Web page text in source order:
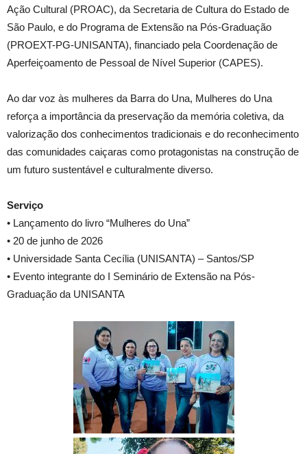
Ação Cultural (PROAC), da Secretaria de Cultura do Estado de
São Paulo, e do Programa de Extensão na Pós-Graduação
(PROEXT-PG-UNISANTA), financiado pela Coordenação de
Aperfeiçoamento de Pessoal de Nível Superior (CAPES).
Ao dar voz às mulheres da Barra do Una, Mulheres do Una
reforça a importância da preservação da memória coletiva, da
valorização dos conhecimentos tradicionais e do reconhecimento
das comunidades caiçaras como protagonistas na construção de
um futuro sustentável e culturalmente diverso.
Serviço
• Lançamento do livro “Mulheres do Una”
• 20 de junho de 2026
• Universidade Santa Cecília (UNISANTA) – Santos/SP
• Evento integrante do I Seminário de Extensão na Pós-
Graduação da UNISANTA